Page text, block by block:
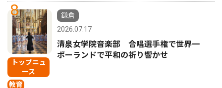
8
トップニュ
ース
教育
鎌倉
2026.07.17
清泉女学院音楽部 合唱選手権で世界一
ポーランドで平和の祈り響かせ